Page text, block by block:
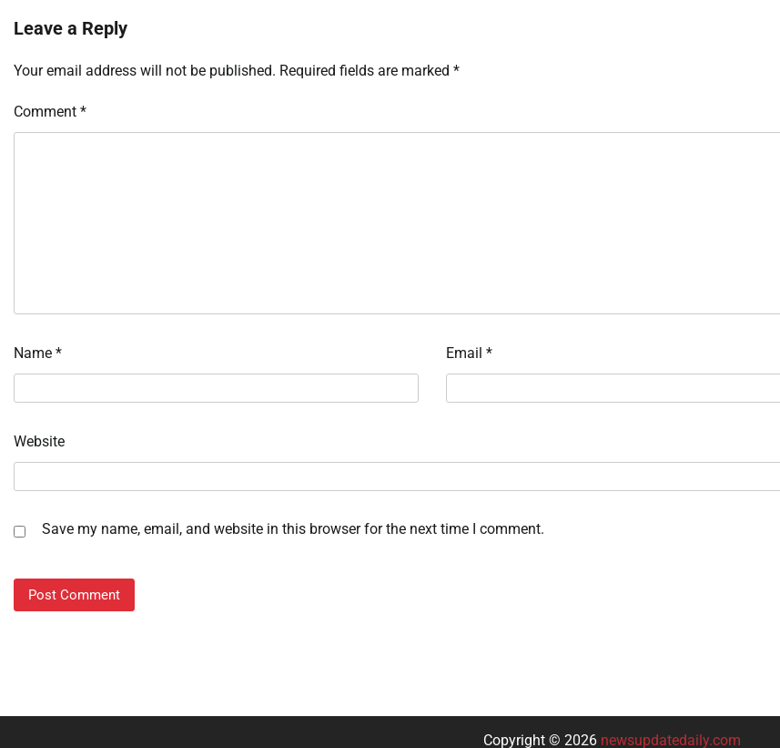
Leave a Reply
Your email address will not be published. Required fields are marked *
Comment *
Name * Email *
Website
Save my name, email, and website in this browser for the next time I comment.
Copyright © 2026 newsupdatedaily.com